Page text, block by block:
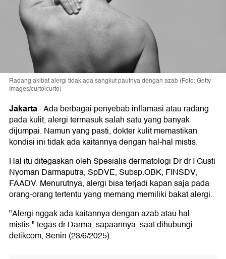
Radang akibat alergi tidak ada sangkut pautnya dengan azab (Foto: Getty
Images/curtoicurto)
Jakarta-Ada berbagai penyebab inflamasi atau radang
pada kulit, alergi termasuk salah satu yang banyak
dijumpai. Namun yang pasti, dokter kulit memastikan
kondisi ini tidak ada kaitannya dengan hal-hal mistis.
Hal itu ditegaskan oleh Spesialis dermatologi Dr dr I Gusti
Nyoman Darmaputra, SpDVE, Subsp.OBK, FINSDV,
FAADV. Menurutnya, alergi bisa terjadi kapan saja pada
orang-orang tertentu yang memang memiliki bakat alergi.
"Alergi nggak ada kaitannya dengan azab atau hal
mistis," tegas dr Darma, sapaannya, saat dihubungi
detikcom, Senin (23/6/2025).